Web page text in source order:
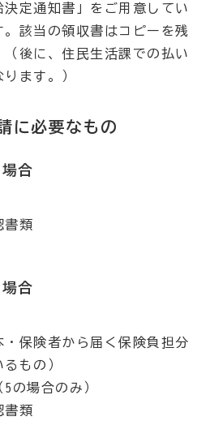
定通知書」をご用意してい
該当の領収書はコピーを残
（後に、住民生活課での払い
ます。）
に必要なもの
合
書類
合
保険者から届く保険負担分
もの）
の場合のみ）
書類